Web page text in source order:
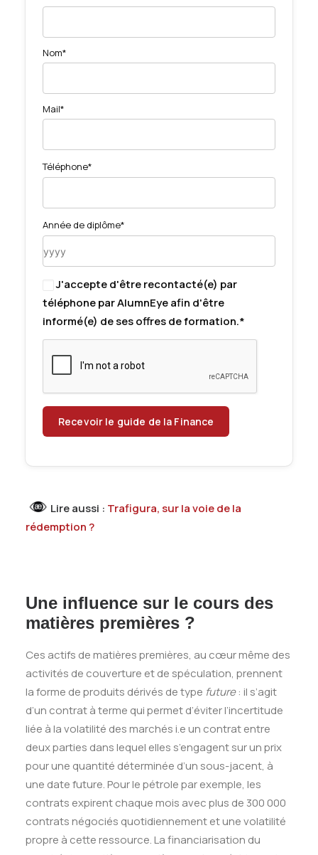
Nom*
Mail*
Téléphone*
Année de diplôme*
J'accepte d'être recontacté(e) par
téléphone par AlumnEye afin d'être
informé(e) de ses offres de formation.*
Lire aussi : Trafigura, sur la voie de la
rédemption ?
Une influence sur le cours des
matières premières ?
Ces actifs de matières premières, au cœur même des
activités de couverture et de spéculation, prennent
la forme de produits dérivés de type future: il s’agit
d’un contrat à terme qui permet d’éviter l’incertitude
liée à la volatilité des marchés i.e un contrat entre
deux parties dans lequel elles s’engagent sur un prix
pour une quantité déterminée d’un sous-jacent, à
une date future. Pour le pétrole par exemple, les
contrats expirent chaque mois avec plus de 300 000
contrats négociés quotidiennement et une volatilité
propre à cette ressource. La financiarisation du